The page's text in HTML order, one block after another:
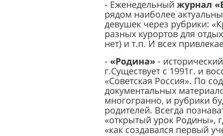
- Еженедельный журнал
рядом наиболее
девушек через рубрики:
разных курортов для
нет) и т.п. И всех
- «Родина» -
г.Существует с 1991г. и
«Советская Россия». По
документальных
многогранно, и рубрики
родителей. Всегда
«открытый урок Родины»,
«как создавался первый